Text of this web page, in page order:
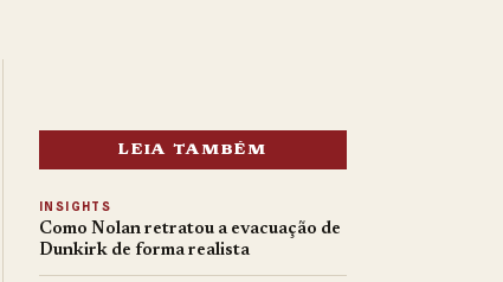
LEIA TAMBÉM
INSIGHTS
Como Nolan retratou a evacuação de
Dunkirk de forma realista